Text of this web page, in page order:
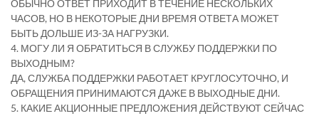
ОБЫЧНО ОТВЕТ ПРИХОДИТ В ТЕЧЕНИЕ НЕСКОЛЬКИХ
ЧАСОВ, НО В НЕКОТОРЫЕ ДНИ ВРЕМЯ ОТВЕТА МОЖЕТ
БЫТЬ ДОЛЬШЕ ИЗ-ЗА НАГРУЗКИ.
4. МОГУ ЛИ Я ОБРАТИТЬСЯ В СЛУЖБУ ПОДДЕРЖКИ ПО
ВЫХОДНЫМ?
ДА, СЛУЖБА ПОДДЕРЖКИ РАБОТАЕТ КРУГЛОСУТОЧНО, И
ОБРАЩЕНИЯ ПРИНИМАЮТСЯ ДАЖЕ В ВЫХОДНЫЕ ДНИ.
5. КАКИЕ АКЦИОННЫЕ ПРЕДЛОЖЕНИЯ ДЕЙСТВУЮТ СЕЙЧАС